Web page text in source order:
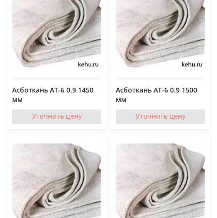
Асботкань АТ-6 0.9 1450
мм
Уточнить цену
Асботкань АТ-6 0.9 1500
мм
Уточнить цену